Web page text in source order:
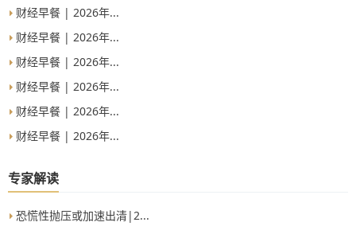
财经早餐 | 2026年...
财经早餐 | 2026年...
财经早餐 | 2026年...
财经早餐 | 2026年...
财经早餐 | 2026年...
财经早餐 | 2026年...
专家解读
恐慌性抛压或加速出清|2...